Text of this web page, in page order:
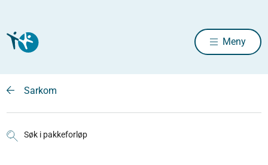
Meny
Sarkom
Søk i pakkeforløp